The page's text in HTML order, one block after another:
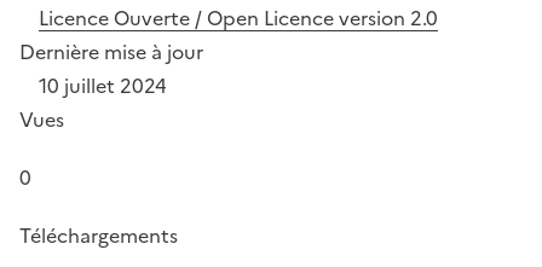
Licence Ouverte / Open Licence version 2.0
Dernière mise à jour
10 juillet 2024
Vues
0
Téléchargements